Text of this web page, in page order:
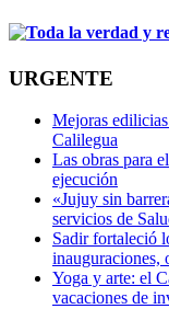
URGENTE
Mejoras
Calilegua
Las obras para
ejecución
«Jujuy sin
servicios de
Sadir fortaleció
inauguraciones,
Yoga y arte: el
vacaciones de